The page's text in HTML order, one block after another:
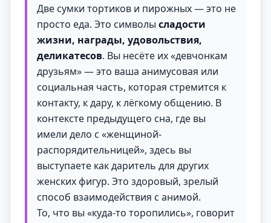
Две сумки тортиков и пирожных — это не
просто еда. Это символы сладости
жизни, награды, удовольствия,
деликатесов. Вы несёте их «девчонкам
друзьям» — это ваша анимусовая или
социальная часть, которая стремится к
контакту, к дару, к лёгкому общению. В
контексте предыдущего сна, где вы
имели дело с «женщиной-
распорядительницей», здесь вы
выступаете как даритель для других
женских фигур. Это здоровый, зрелый
способ взаимодействия с анимой.
То, что вы «куда-то торопились», говорит